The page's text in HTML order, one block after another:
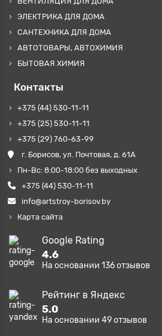
ЭЛЕКТРИКА ДЛЯ ДОМА
САНТЕХНИКА ДЛЯ ДОМА
АВТОТОВАРЫ, АВТОХИМИЯ
БЫТОВАЯ ХИМИЯ
Контакты
+375 (44) 530-11-11
+375 (25) 530-11-11
+375 (29) 760-63-99
г. Борисов, ул. Почтовая, д. 61А
Пн-Вс: 8:00-18:00 без выходных
+375 (44) 530-11-11
info@artstroy-borisov.by
Карта сайта
Google Rating
4.6
На основании 136отзывов
Рейтинг в Яндекс
5.0
На основании 49отзывов